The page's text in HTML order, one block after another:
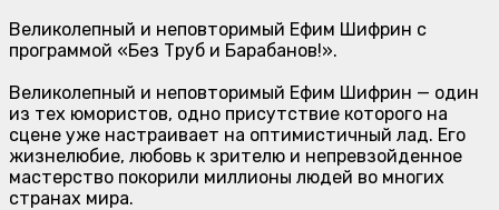
Великолепный и неповторимый Ефим Шифрин с
программой «Без Труб и Барабанов!».
Великолепный и неповторимый Ефим Шифрин — один
из тех юмористов, одно присутствие которого на
сцене уже настраивает на оптимистичный лад. Его
жизнелюбие, любовь к зрителю и непревзойденное
мастерство покорили миллионы людей во многих
странах мира.